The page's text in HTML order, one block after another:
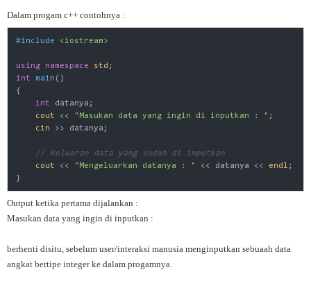
Dalam progam c++ contohnya :
#include <iostream>
using namespace std
int
main ()
{
int datanya;
cout << "Masukan data yang ingin di inputkan : " ;
cin >> datanya;
// keluaran data yang sudah di inputkan
cout << "Mengeluarkan datanya : " << datanya << endl ;
}
Output ketika pertama dijalankan :
Masukan data yang ingin di inputkan :
berhenti disitu, sebelum user/interaksi manusia menginputkan sebuaah data
angkat bertipe integer ke dalam progamnya.